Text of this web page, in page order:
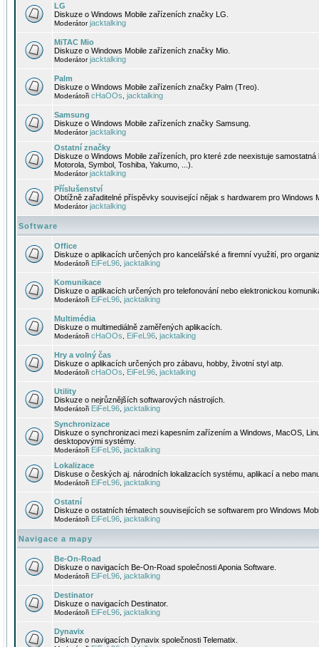
LG
Diskuze o Windows Mobile zařízeních značky LG.
Moderátorjacktalking
MiTAC Mio
Diskuze o Windows Mobile zařízeních značky Mio.
Moderátorjacktalking
Palm
Diskuze o Windows Mobile zařízeních značky Palm (Treo).
Moderátoři cHaOOs jacktalking
Samsung
Diskuze o Windows Mobile zařízeních značky Samsung.
Moderátorjacktalking
Ostatní značky
Diskuze o Windows Mobile zařízeních, pro které zde neexistuje
Motorola, Symbol, Toshiba, Yakumo, ...).
Moderátorjacktalking
Příslušenství
Obtížně zařaditelné příspěvky související nějak s hardwarem pro Windows
Moderátorjacktalking
Software
Office
Diskuze o aplikacích určených pro kancelářské a firemní využití, pro
Moderátoři EiFeL96 jacktalking
Komunikace
Diskuze o aplikacích určených pro telefonování nebo elektronickou
Moderátoři EiFeL96 jacktalking
Multimédia
Diskuze o multimediálně zaměřených aplikacích.
Moderátoři cHaOOs EiFeL96 jacktalking
Hry a volný čas
Diskuze o aplikacích určených pro zábavu, hobby, životní styl atp.
Moderátoři cHaOOs EiFeL96 jacktalking
Utility
Diskuze o nejrůznějších softwarových nástrojích.
Moderátoři EiFeL96 jacktalking
Synchronizace
Diskuze o synchronizaci mezi kapesním zařízením a Windows, MacOS,
desktopovými systémy.
Moderátoři EiFeL96 jacktalking
Lokalizace
Diskuse o českých aj. národních lokalizacích systému, aplikací a nebo
Moderátoři EiFeL96 jacktalking
Ostatní
Diskuze o ostatních tématech souvisejících se softwarem pro Windows
Moderátoři EiFeL96 jacktalking
Navigace a mapy
Be-On-Road
Diskuze o navigacích Be-On-Road společnosti Aponia Software.
Moderátoři EiFeL96 jacktalking
Destinator
Diskuze o navigacích Destinator.
Moderátoři EiFeL96 jacktalking
Dynavix
Diskuze o navigacích Dynavix společnosti Telematix.